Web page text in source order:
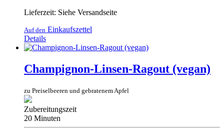
Lieferzeit: Siehe Versandseite
Auf den Einkaufszettel
Details
Champignon-Linsen-Ragout (vegan)
zu Preiselbeeren und gebratenem Apfel
Zubereitungszeit
20 Minuten